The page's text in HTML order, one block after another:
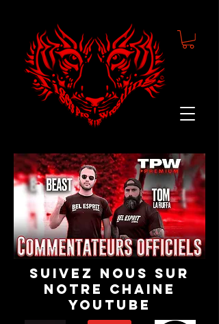
suivez nous sur
notre chaine
youtube